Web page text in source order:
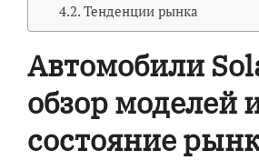
Тенденции рынка
Автомобили
обзор моделей
состояние